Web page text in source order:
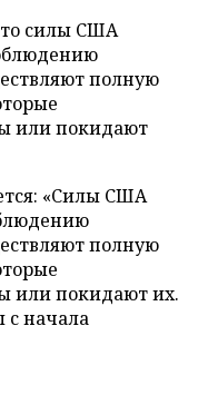
силы США
полную
или покидают
«Силы США
полную
или покидают их.
с начала